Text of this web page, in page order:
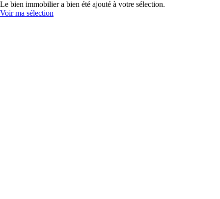
Le bien immobilier a bien été ajouté à votre sélection.
Voir ma sélection